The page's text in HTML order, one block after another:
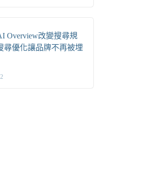
Overview改變搜尋規
尋優化讓品牌不再被埋